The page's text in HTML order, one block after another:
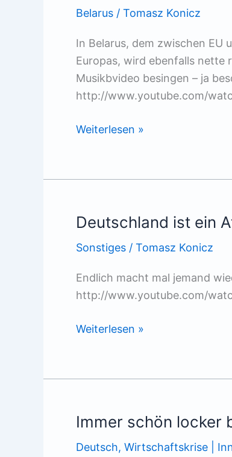
Belarus / Tomasz Konicz
In Belarus, dem zwischen EU
Europas, wird ebenfalls nette
Musikbvideo besingen – ja
http://www.youtube.com/
Ð›ÑÐ¿Ð¸Ñ
Ð‘ÑƒÑ€ÐµÐ²ÐµÑÑ‚Ð½Ð¸Ðº
Weiterlesen »
Deutschland ist ein
Sonstiges / Tomasz Konicz
Endlich macht mal jemand
http://www.youtube.com/
Deutschland
Athlet
Schlagzeiln
Weiterlesen »
Immer schön locker
Deutsch, Wirtschaftskrise |